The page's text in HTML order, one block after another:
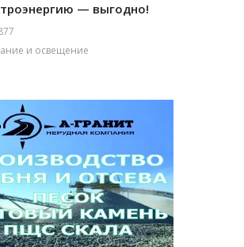
— выгодно!
и освещение